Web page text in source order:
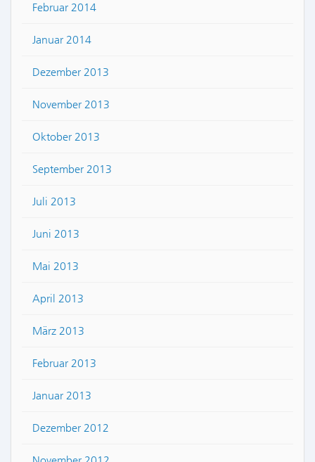
Februar 2014
Januar 2014
Dezember 2013
November 2013
Oktober 2013
September 2013
Juli 2013
Juni 2013
Mai 2013
April 2013
März 2013
Februar 2013
Januar 2013
Dezember 2012